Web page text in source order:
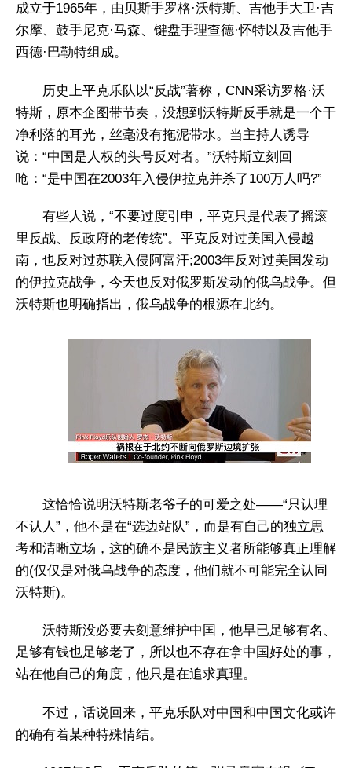
成立于1965年，由贝斯手罗格·沃特斯、吉他手大卫·吉
尔摩、鼓手尼克·马森、键盘手理查德·怀特以及吉他手
西德·巴勒特组成。
历史上平克乐队以“反战”著称，CNN采访罗格·沃
特斯，原本企图带节奏，没想到沃特斯反手就是一个干
净利落的耳光，丝毫没有拖泥带水。当主持人诱导
说：“中国是人权的头号反对者。”沃特斯立刻回
呛：“是中国在2003年入侵伊拉克并杀了100万人吗?”
有些人说，“不要过度引申，平克只是代表了摇滚
里反战、反政府的老传统”。平克反对过美国入侵越
南，也反对过苏联入侵阿富汗;2003年反对过美国发动
的伊拉克战争，今天也反对俄罗斯发动的俄乌战争。但
沃特斯也明确指出，俄乌战争的根源在北约。
这恰恰说明沃特斯老爷子的可爱之处——“只认理
不认人”，他不是在“选边站队”，而是有自己的独立思
考和清晰立场，这的确不是民族主义者所能够真正理解
的(仅仅是对俄乌战争的态度，他们就不可能完全认同
沃特斯)。
沃特斯没必要去刻意维护中国，他早已足够有名、
足够有钱也足够老了，所以也不存在拿中国好处的事，
站在他自己的角度，他只是在追求真理。
不过，话说回来，平克乐队对中国和中国文化或许
的确有着某种特殊情结。